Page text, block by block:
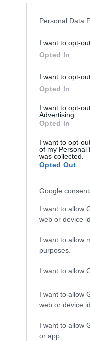
Personal Data
I want to opt-
Opted In
I want to opt-
Opted In
I want to opt-
Advertising.
Opted In
I want to opt-
of my Personal
was collected.
Opted Out
Google
I want to allow
web or device
I want to allow
purposes.
I want to allow
I want to allow
web or device
I want to allow
or app.